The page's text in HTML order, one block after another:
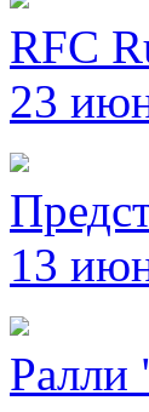
RFC
23
13
Ралли